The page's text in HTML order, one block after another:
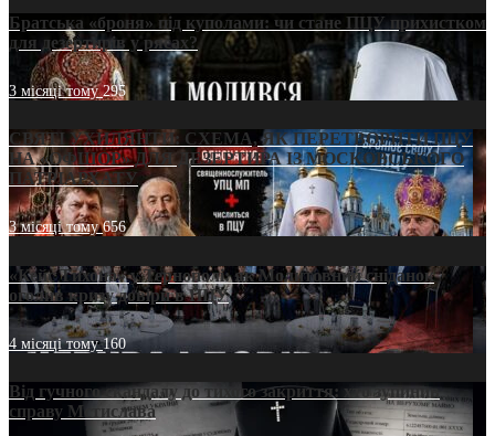
Братська «броня» під куполами: чи стане ПЦУ прихистком
для дезертирів у рясах?
3 місяці тому295
СВЯТІ УХИЛЯНТИ: СХЕМА, ЯК ПЕРЕТВОРИТИ ПЦУ
НА «ОФШОР» ДЛЯ ДЕЗЕРТИРА ІЗ МОСКОВСЬКОГО
ПАТРІАРХАТУ
3 місяці тому656
«Кейс Тихона» у Тернополі: як Молитовний сніданок
оголив кризу довіри в ПЦУ
4 місяці тому160
Від гучного скандалу до тихого закриття: хто зупинив
справу Мстислава